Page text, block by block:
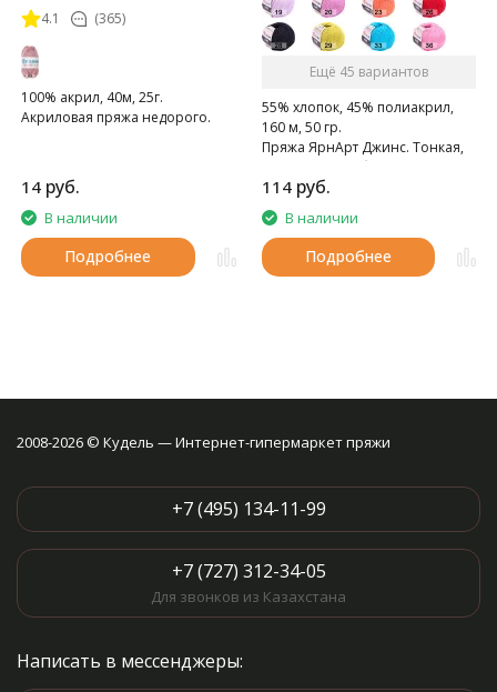
4.1 (365)
100% акрил, 40м, 25г.
Акриловая пряжа недорого.
14 руб.
В наличии
Подробнее
Ещё 45 вариантов
55% хлопок, 45% полиакрил,
160 м, 50 гр.
Пряжа ЯрнАрт Джинс. Тонкая,
мягкая, слегка бархатистая
нитка. Очень приятная на
ощупь.
114 руб.
В наличии
Подробнее
2008-2026 © Кудель — Интернет-гипермаркет пряжи
+7 (495) 134-11-99
+7 (727) 312-34-05
Для звонков из Казахстана
Написать в мессенджеры: